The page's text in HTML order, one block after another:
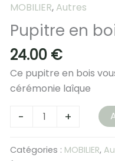
MOBILIER, Autres
Pupitre en
24.00 €
Ce pupitre en bois
cérémonie laîque
-
quantité
Pupitre
en
+
Catégories : MOBILIER,